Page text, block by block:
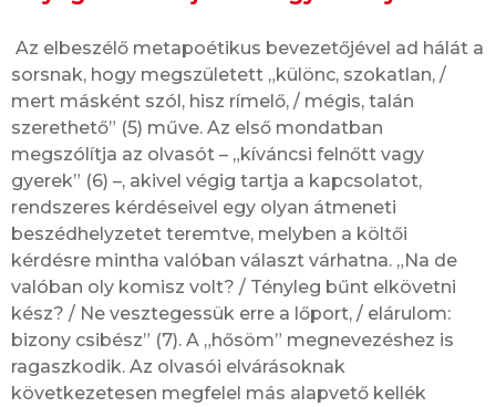
Az elbeszélő metapoétikus bevezetőjével ad hálát a
sorsnak, hogy megszületett „különc, szokatlan, /
mert másként szól, hisz rímelő, / mégis, talán
szerethető” (5) műve. Az első mondatban
megszólítja az olvasót – „kíváncsi felnőtt vagy
gyerek” (6) –, akivel végig tartja a kapcsolatot,
rendszeres kérdéseivel egy olyan átmeneti
beszédhelyzetet teremtve, melyben a költői
kérdésre mintha valóban választ várhatna. „Na de
valóban oly komisz volt? / Tényleg bűnt elkövetni
kész? / Ne vesztegessük erre a lőport, / elárulom:
bizony csibész” (7). A „hősöm” megnevezéshez is
ragaszkodik. Az olvasói elvárásoknak
következetesen megfelel más alapvető kellék